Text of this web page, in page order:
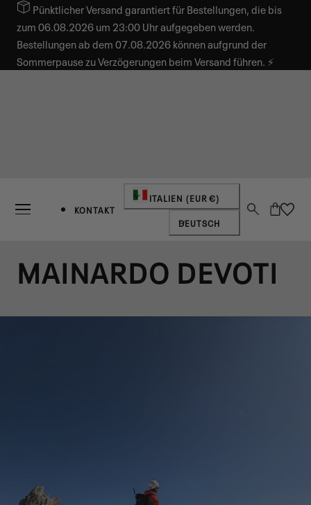
SPRINGEN
Pünktlicher Versand garantiert für Bestellungen, die bis
zum 06.08.2026 um 23:00 Uhr aufgegeben werden.
Bestellungen ab dem 07.08.2026 können aufgrund der
Sommerpause zu Verzögerungen beim Versand führen. ⚡
KONTAKT
Land/Region
ITALIEN (EUR €)
Sprache
DEUTSCH
Warenkorb
MAINARDO DEVOTI